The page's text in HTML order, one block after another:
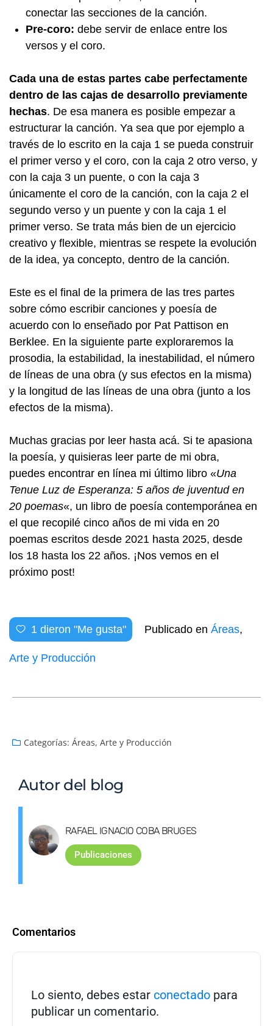
conectar las secciones de la canción.
Pre-coro: debe servir de enlace entre los
versos y el coro.
Cada una de estas partes cabe perfectamente
dentro de las cajas de desarrollo previamente
hechas. De esa manera es posible empezar a
estructurar la canción. Ya sea que por ejemplo a
través de lo escrito en la caja 1 se pueda construir
el primer verso y el coro, con la caja 2 otro verso, y
con la caja 3 un puente, o con la caja 3
únicamente el coro de la canción, con la caja 2 el
segundo verso y un puente y con la caja 1 el
primer verso. Se trata más bien de un ejercicio
creativo y flexible, mientras se respete la evolución
de la idea, ya concepto, dentro de la canción.
Este es el final de la primera de las tres partes
sobre cómo escribir canciones y poesía de
acuerdo con lo enseñado por Pat Pattison en
Berklee. En la siguiente parte exploraremos la
prosodia, la estabilidad, la inestabilidad, el número
de líneas de una obra (y sus efectos en la misma)
y la longitud de las líneas de una obra (junto a los
efectos de la misma).
Muchas gracias por leer hasta acá. Si te apasiona
la poesía, y quisieras leer parte de mi obra,
puedes encontrar en línea mi último libro «Una
Tenue Luz de Esperanza: 5 años de juventud en
20 poemas«, un libro de poesía contemporánea en
el que recopilé cinco años de mi vida en 20
poemas escritos desde 2021 hasta 2025, desde
los 18 hasta los 22 años. ¡Nos vemos en el
próximo post!
1 dieron "Me gusta" Publicado en Áreas,
Arte y Producción
Categorías: Áreas, Arte y Producción
Autor del blog
RAFAEL IGNACIO COBA BRUGES
Publicaciones
Comentarios
Lo siento, debes estar conectado para
publicar un comentario.